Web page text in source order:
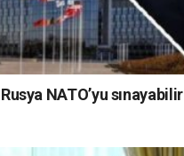
NATO’yu sınayabilir